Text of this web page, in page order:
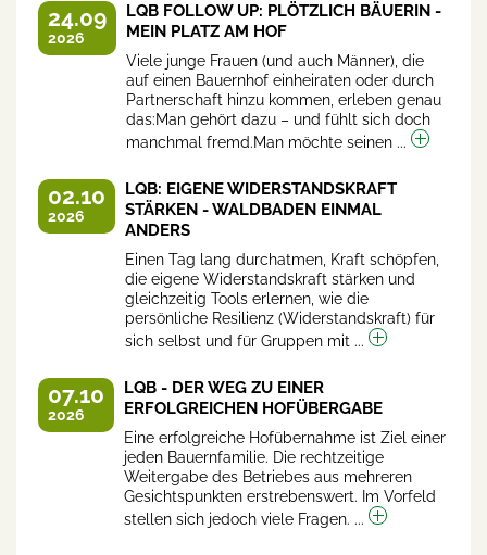
24.09
2026
LQB FOLLOW UP: PLÖTZLICH BÄUERIN -
MEIN PLATZ AM HOF
Viele junge Frauen (und auch Männer), die
auf einen Bauernhof einheiraten oder durch
Partnerschaft hinzu kommen, erleben genau
das:Man gehört dazu – und fühlt sich doch
manchmal fremd.Man möchte seinen ...
02.10
2026
LQB: EIGENE WIDERSTANDSKRAFT
STÄRKEN - WALDBADEN EINMAL
ANDERS
Einen Tag lang durchatmen, Kraft schöpfen,
die eigene Widerstandskraft stärken und
gleichzeitig Tools erlernen, wie die
persönliche Resilienz (Widerstandskraft) für
sich selbst und für Gruppen mit ...
07.10
2026
LQB - DER WEG ZU EINER
ERFOLGREICHEN HOFÜBERGABE
Eine erfolgreiche Hofübernahme ist Ziel einer
jeden Bauernfamilie. Die rechtzeitige
Weitergabe des Betriebes aus mehreren
Gesichtspunkten erstrebenswert. Im Vorfeld
stellen sich jedoch viele Fragen. ...